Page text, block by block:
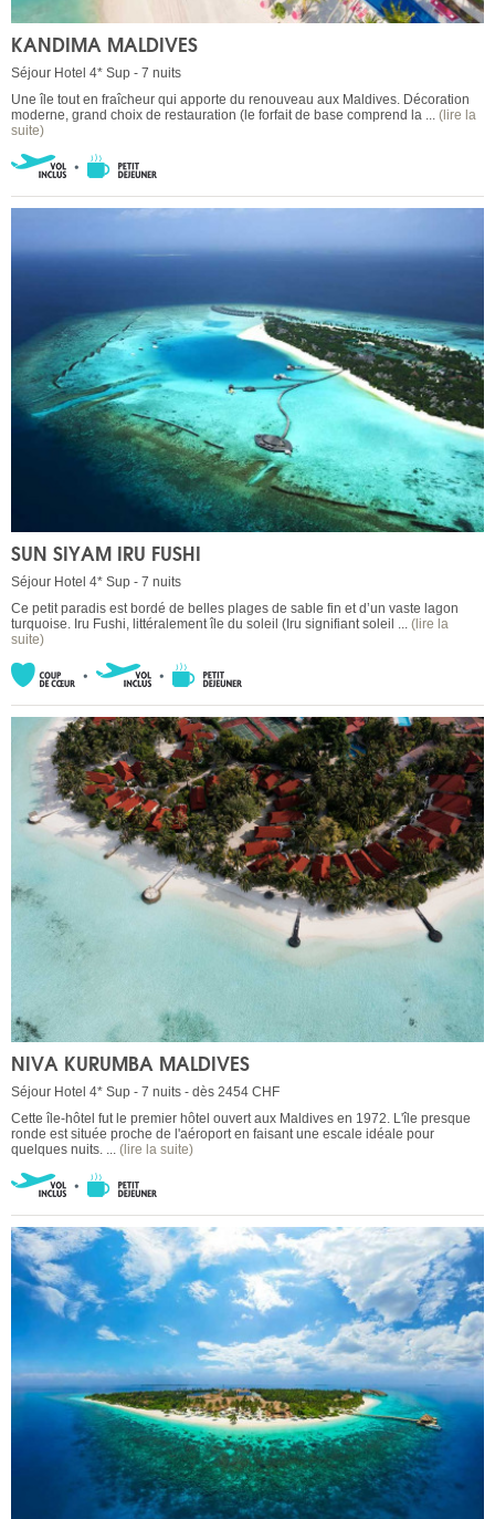
KANDIMA MALDIVES
Séjour Hotel 4* Sup - 7 nuits
Une île tout en fraîcheur qui apporte du renouveau aux Maldives. Décoration
moderne, grand choix de restauration (le forfait de base comprend la ... (lire la
suite)
SUN SIYAM IRU FUSHI
Séjour Hotel 4* Sup - 7 nuits
Ce petit paradis est bordé de belles plages de sable fin et d’un vaste lagon
turquoise. Iru Fushi, littéralement île du soleil (Iru signifiant soleil ... (lire la
suite)
NIVA KURUMBA MALDIVES
Séjour Hotel 4* Sup - 7 nuits - dès 2454 CHF
Cette île-hôtel fut le premier hôtel ouvert aux Maldives en 1972. L'île presque
ronde est située proche de l'aéroport en faisant une escale idéale pour
quelques nuits. ... (lire la suite)